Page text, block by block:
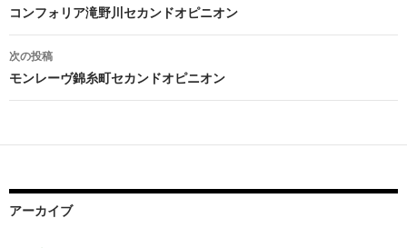
稿
ナ
ビ
ゲ
ー
ョ
コンフォリア滝野川セカンドオピニオン
次の投稿
モンレーヴ錦糸町セカンドオピニオン
アーカイブ